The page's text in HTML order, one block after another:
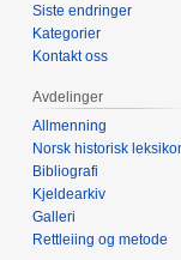
Siste endringer
Kategorier
Kontakt oss
Avdelinger
Allmenning
Norsk historisk
Bibliografi
Kjeldearkiv
Galleri
Rettleiing og metode